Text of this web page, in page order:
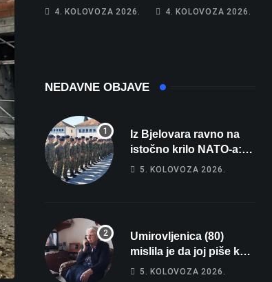
poprima jesenski
4. KOLOVOZA 2026.
Netko je na auto
4. KOLOVOZA 2026.
NEDAVNE OBJAVE
Iz Bjelovara ravno na
istočno krilo NATO-a:
Evo kamo odlazi 82
5. KOLOVOZA 2026.
Umirovljenica (80)
mislila je da joj piše kći
pa ostala bez 1000 eura
5. KOLOVOZA 2026.